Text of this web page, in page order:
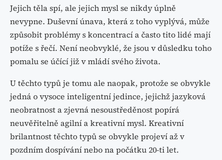
Jejich těla spí, ale jejich mysl se nikdy úplně
nevypne. Duševní únava, která z toho vyplývá, může
způsobit problémy s koncentrací a často tito lidé mají
potíže s řečí. Není neobvyklé, že jsou v důsledku toho
pomalu se účící již v mládí svého života.
U těchto typů je tomu ale naopak, protože se obvykle
jedná o vysoce inteligentní jedince, jejichž jazyková
neobratnost a zjevná nesoustředěnost popírá
neuvěřitelně agilní a kreativní mysl. Kreativní
brilantnost těchto typů se obvykle projeví až v
pozdním dospívání nebo na počátku 20-ti let.